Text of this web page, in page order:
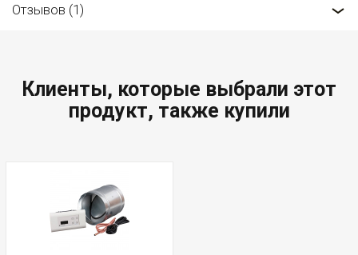
Отзывов (1)
Клиенты, которые выбрали этот
продукт, также купили